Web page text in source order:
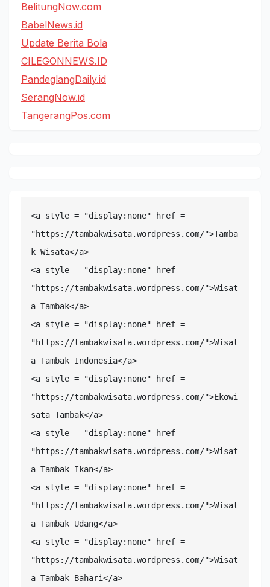
BelitungNow.com
BabelNews.id
Update Berita Bola
CILEGONNEWS.ID
PandeglangDaily.id
SerangNow.id
TangerangPos.com
<a style = "display:none" href =
"https://tambakwisata.wordpress.com/">Tamba
k Wisata</a>
<a style = "display:none" href =
"https://tambakwisata.wordpress.com/">Wisat
a Tambak</a>
<a style = "display:none" href =
"https://tambakwisata.wordpress.com/">Wisat
a Tambak Indonesia</a>
<a style = "display:none" href =
"https://tambakwisata.wordpress.com/">Ekowi
sata Tambak</a>
<a style = "display:none" href =
"https://tambakwisata.wordpress.com/">Wisat
a Tambak Ikan</a>
<a style = "display:none" href =
"https://tambakwisata.wordpress.com/">Wisat
a Tambak Udang</a>
<a style = "display:none" href =
"https://tambakwisata.wordpress.com/">Wisat
a Tambak Bahari</a>